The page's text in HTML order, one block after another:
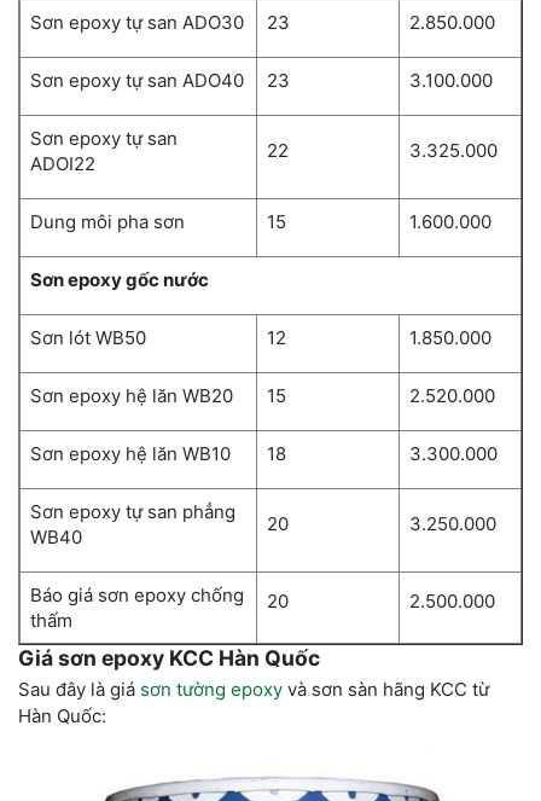
Sơn epoxy tự san ADO30 23 2.850.000
Sơn epoxy tự san ADO40 23 3.100.000
Sơn epoxy tự san
ADOI22
22 3.325.000
Dung môi pha sơn 15 1.600.000
Sơn epoxy gốc nước
Sơn lót WB50 12 1.850.000
Sơn epoxy hệ lăn WB20 15 2.520.000
Sơn epoxy hệ lăn WB10 18 3.300.000
Sơn epoxy tự san phẳng
WB40
20 3.250.000
Báo giá sơn epoxy chống
thấm
20 2.500.000
Giá sơn epoxy KCC Hàn Quốc
Sau đây là giá sơn tường epoxy và sơn sàn hãng KCC từ
Hàn Quốc: